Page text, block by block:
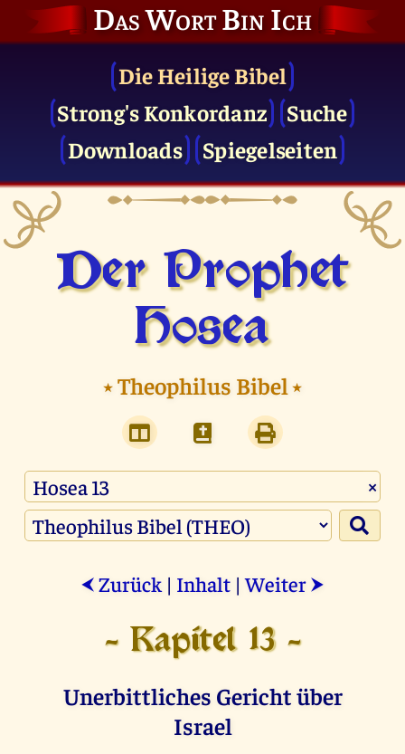
Das Wort Bin Ich
Die Heilige Bibel
Strong's Konkordanz
Suche
Downloads
Spiegelseiten
Der Prophet
Hosea
⭑Theophilus Bibel⭑
×
⮜ Zurück | Inhalt |Weiter ⮞
- Kapitel 13 -
Unerbittliches Gericht über
Israel